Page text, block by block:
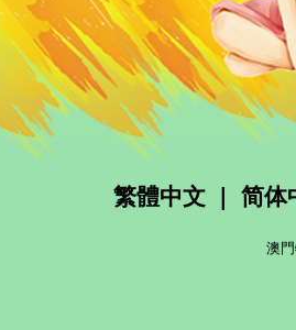
繁體中文 | 简体
澳